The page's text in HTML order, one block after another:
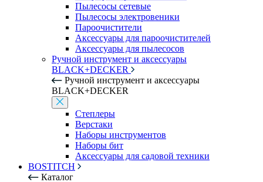
Пылесосы сетевые
Пылесосы электровеники
Пароочистители
Аксессуары для пароочистителей
Аксессуары для пылесосов
Ручной инструмент и аксессуары
BLACK+DECKER
Ручной инструмент и аксессуары
BLACK+DECKER
Степлеры
Верстаки
Наборы инструментов
Наборы бит
Аксессуары для садовой техники
BOSTITCH
Каталог